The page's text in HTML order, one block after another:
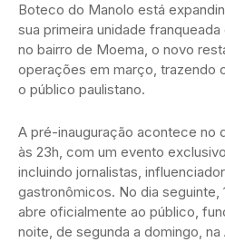
Boteco do Manolo está
sua primeira unidade
no bairro de Moema, o novo
operações em março, trazendo
o público paulistano.
A pré-inauguração acontece no
às 23h, com um evento
incluindo jornalistas,
gastronômicos. No dia seguinte,
abre oficialmente ao público,
noite, de segunda a domingo,